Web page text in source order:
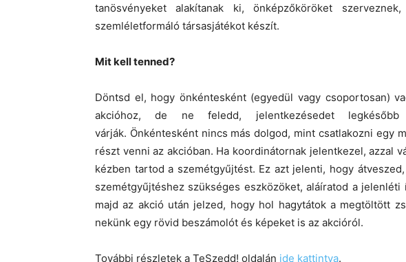
tanösvényeket alakítanak ki, önképzőköröket
szemléletformáló társasjátékot készít.
Mit kell tenned?
Döntsd el, hogy önkéntesként (egyedül vagy csoportosan)
akcióhoz, de ne feledd, jelentkezésedet
várják. Önkéntesként nincs más dolgod, mint csatlakozni egy
részt venni az akcióban. Ha koordinátornak jelentkezel, azzal
kézben tartod a szemétgyűjtést. Ez azt jelenti, hogy
szemétgyűjtéshez szükséges eszközöket, aláíratod a
majd az akció után jelzed, hogy hol hagytátok a megtöltött
nekünk egy rövid beszámolót és képeket is az akcióról.
További részletek a TeSzedd! oldalán ide kattintva.